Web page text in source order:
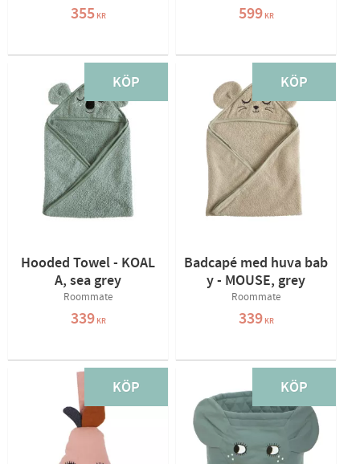
355KR 599KR
Hooded Towel - KOAL
A, sea grey
Roommate
339KR
KÖP
Badcapé med huva bab
y - MOUSE, grey
Roommate
339KR
KÖP
KÖP KÖP